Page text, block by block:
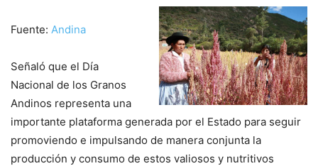
Fuente: Andina
Señaló que el Día
Nacional de los Granos
Andinos representa una
importante plataforma generada por el Estado para seguir
promoviendo e impulsando de manera conjunta la
producción y consumo de estos valiosos y nutritivos